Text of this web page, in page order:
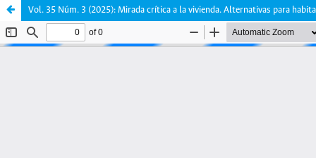
Vol. 35 Núm. 3 (2025): Mirada crítica a la vivienda. Alternativas para